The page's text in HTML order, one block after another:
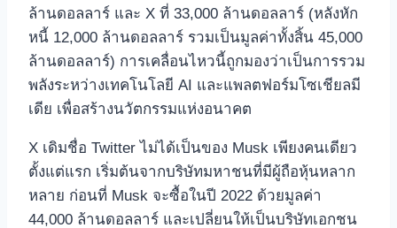
ล้านดอลลาร์ และ X ที่ 33,000 ล้านดอลลาร์ (หลังหัก
หนี้ 12,000 ล้านดอลลาร์ รวมเป็นมูลค่าทั้งสิ้น 45,000
ล้านดอลลาร์) การเคลื่อนไหวนี้ถูกมองว่าเป็นการรวม
พลังระหว่างเทคโนโลยี AI และแพลตฟอร์มโซเชียลมี
เดีย เพื่อสร้างนวัตกรรมแห่งอนาคต
X เดิมชื่อ Twitter ไม่ได้เป็นของ Musk เพียงคนเดียว
ตั้งแต่แรก เริ่มต้นจากบริษัทมหาชนที่มีผู้ถือหุ้นหลาก
หลาย ก่อนที่ Musk จะซื้อในปี 2022 ด้วยมูลค่า
44,000 ล้านดอลลาร์ และเปลี่ยนให้เป็นบริษัทเอกชน